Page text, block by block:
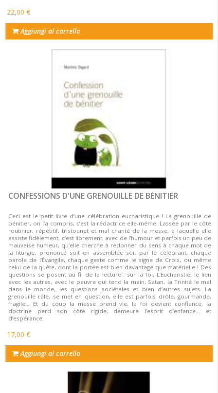
22,00 €
Aggiungi al carrello
CONFESSIONS D'UNE GRENOUILLE DE BÉNITIER
Ceci est le petit livre d’une célébration eucharistique ! La grenouille de
bénitier, on l’a compris, c’est la rédactrice elle-même. Lassée par le côté
routinier, répétitif, tristounet et mal chanté de la messe, à laquelle elle
assiste fidèlement, c’est librement, avec de l’humour et parfois un peu de
mauvaise humeur, qu’elle cherche à redonner du sens à chaque mot de
la liturgie, prononcé soit en assemblée soit par le célébrant, chaque
parole de l’Évangile, chaque geste comme le signe de Croix, ou même
celui de la quête, dont la portée est bien davantage que matérielle ! Des
questions se posent au fil de la lecture : sur la foi, L’Eucharistie, le lien
avec les autres, avec le pauvre qui tend la main, Satan, la Trinité le mal
dans le monde, les questions sociétales et bien d’autres sujets. La
grenouille râle, se met en question, elle est parfois drôle, gourmande,
fragile… Et du coup la messe prend vie, la foi devient confiance, la
doctrine perd son côté rigide, demeure l’esprit d’enfance… et
d’espérance.
17,00 €
Aggiungi al carrello